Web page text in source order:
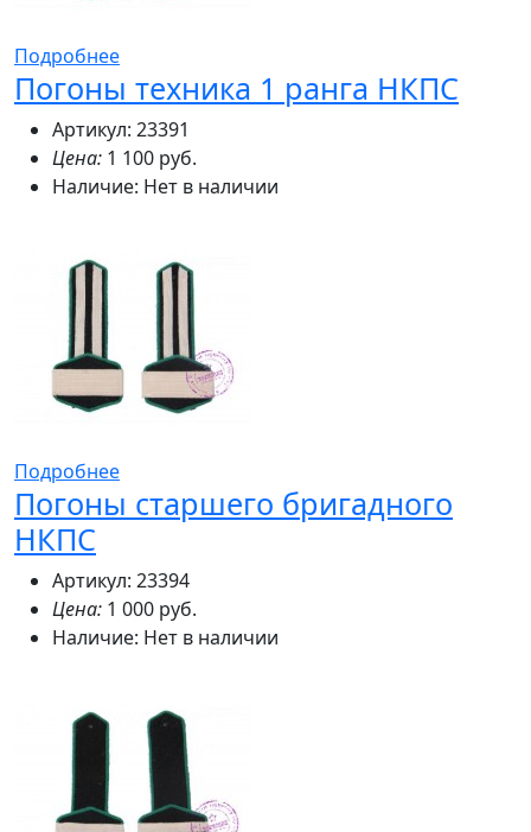
Подробнее
Погоны техника 1 ранга НКПС
Артикул: 23391
Цена: 1 100 руб.
Наличие: Нет в наличии
Подробнее
Погоны старшего бригадного
НКПС
Артикул: 23394
Цена: 1 000 руб.
Наличие: Нет в наличии